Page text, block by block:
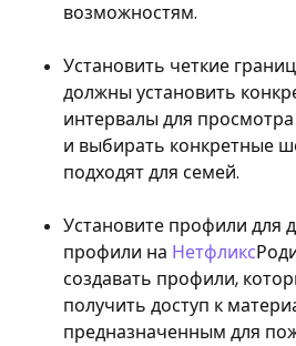
возможностям.
Установить четкие
должны установить
интервалы для
и выбирать конкретные
подходят для семей.
Установите профили для
профили на Нетфликс
создавать профили,
получить доступ к
предназначенным для